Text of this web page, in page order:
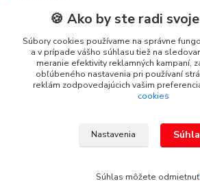
Zákaznícka podpora
+421 908 479 200
info@ludovymotiv.sk
Dvorščáková, Za vodou 1388/12, 064 01 Stará
🍪 Ako by ste radi
Súbory cookies používame na správne
a v prípade vášho súhlasu tiež na
meranie efektivity reklamných kampaní,
obľúbeného nastavenia pri používaní
reklám zodpovedajúcich vašim
cookies
Nastavenia
Súhlas môžete